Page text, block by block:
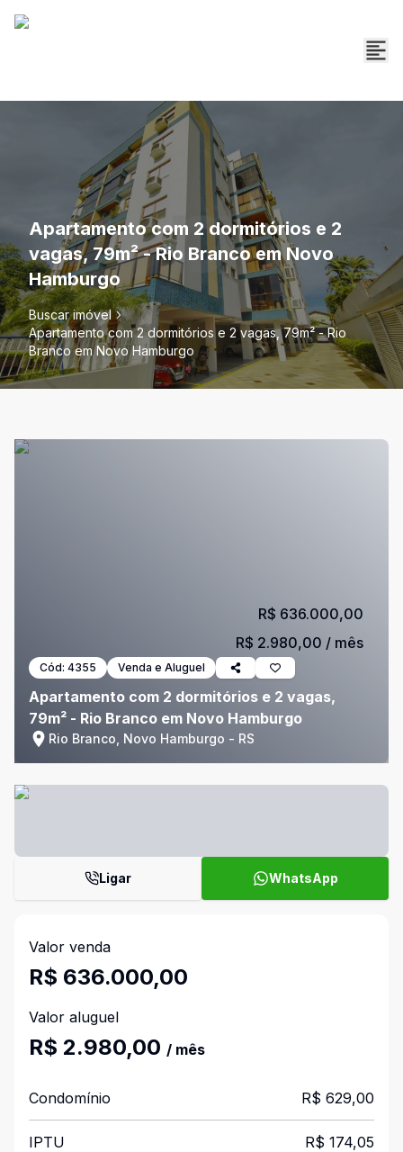
Apartamento com 2 dormitórios e 2
vagas, 79m² - Rio Branco em Novo
Hamburgo
Buscar imóvel
Apartamento com 2 dormitórios e 2 vagas, 79m² - Rio
Branco em Novo Hamburgo
Cód: 4355 Venda e Aluguel
Apartamento com 2 dormitórios e 2 vagas,
79m² - Rio Branco em Novo Hamburgo
Rio Branco, Novo Hamburgo - RS
R$ 636.000,00
R$ 2.980,00 / mês
Ligar WhatsApp
Valor venda
R$ 636.000,00
Valor aluguel
R$ 2.980,00 / mês
Condomínio R$ 629,00
IPTU R$ 174,05